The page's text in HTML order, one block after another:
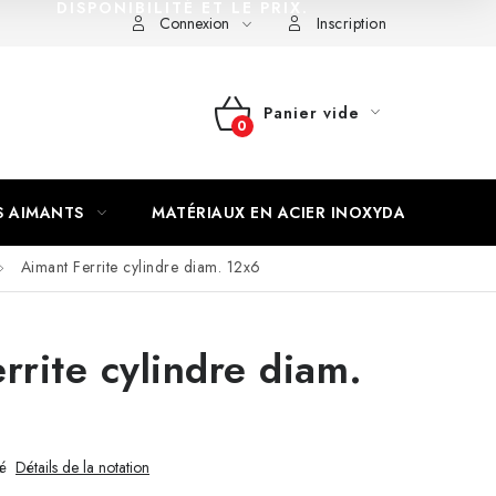
Connexion Inscription
PANIER
Panier vide
AIMANTS MATÉRIAUX EN ACIER INOXYDABLE
Aimant Ferrite cylindre diam. 12x6
cylindre diam.
Détails de la notation